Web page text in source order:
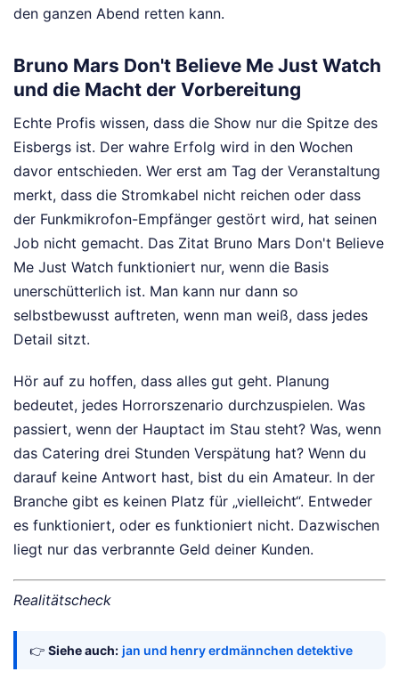
den ganzen Abend retten kann.
Bruno Mars Don't Believe Me Just Watch
und die Macht der Vorbereitung
Echte Profis wissen, dass die Show nur die Spitze des
Eisbergs ist. Der wahre Erfolg wird in den Wochen
davor entschieden. Wer erst am Tag der Veranstaltung
merkt, dass die Stromkabel nicht reichen oder dass
der Funkmikrofon-Empfänger gestört wird, hat seinen
Job nicht gemacht. Das Zitat Bruno Mars Don't Believe
Me Just Watch funktioniert nur, wenn die Basis
unerschütterlich ist. Man kann nur dann so
selbstbewusst auftreten, wenn man weiß, dass jedes
Detail sitzt.
Hör auf zu hoffen, dass alles gut geht. Planung
bedeutet, jedes Horrorszenario durchzuspielen. Was
passiert, wenn der Hauptact im Stau steht? Was, wenn
das Catering drei Stunden Verspätung hat? Wenn du
darauf keine Antwort hast, bist du ein Amateur. In der
Branche gibt es keinen Platz für „vielleicht“. Entweder
es funktioniert, oder es funktioniert nicht. Dazwischen
liegt nur das verbrannte Geld deiner Kunden.
Realitätscheck
👉 Siehe auch: jan und henry erdmännchen detektive